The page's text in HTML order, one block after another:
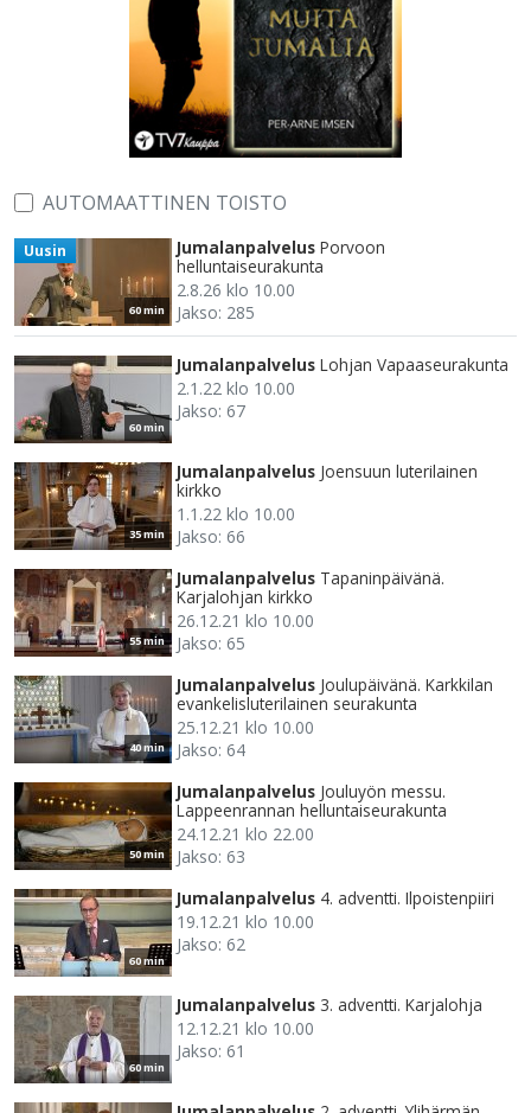
AUTOMAATTINEN TOISTO
60 min
Uusin Jumalanpalvelus Porvoon
helluntaiseurakunta
2.8.26 klo 10.00
Jakso: 285
60 min
Jumalanpalvelus Lohjan Vapaaseurakunta
2.1.22 klo 10.00
Jakso: 67
35 min
Jumalanpalvelus Joensuun luterilainen
kirkko
1.1.22 klo 10.00
Jakso: 66
55 min
Jumalanpalvelus Tapaninpäivänä.
Karjalohjan kirkko
26.12.21 klo 10.00
Jakso: 65
40 min
Jumalanpalvelus Joulupäivänä. Karkkilan
evankelisluterilainen seurakunta
25.12.21 klo 10.00
Jakso: 64
50 min
Jumalanpalvelus Jouluyön messu.
Lappeenrannan helluntaiseurakunta
24.12.21 klo 22.00
Jakso: 63
60 min
Jumalanpalvelus 4. adventti. Ilpoistenpiiri
19.12.21 klo 10.00
Jakso: 62
60 min
Jumalanpalvelus 3. adventti. Karjalohja
12.12.21 klo 10.00
Jakso: 61